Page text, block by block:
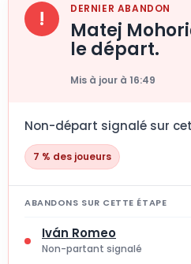
! DERNIER ABANDON
Matej
le départ.
Mis à jour à 16:49
Non-départ signalé sur
7 % des joueurs
ABANDONS SUR CETTE ÉTAPE
Iván Romeo
Non-partant signalé